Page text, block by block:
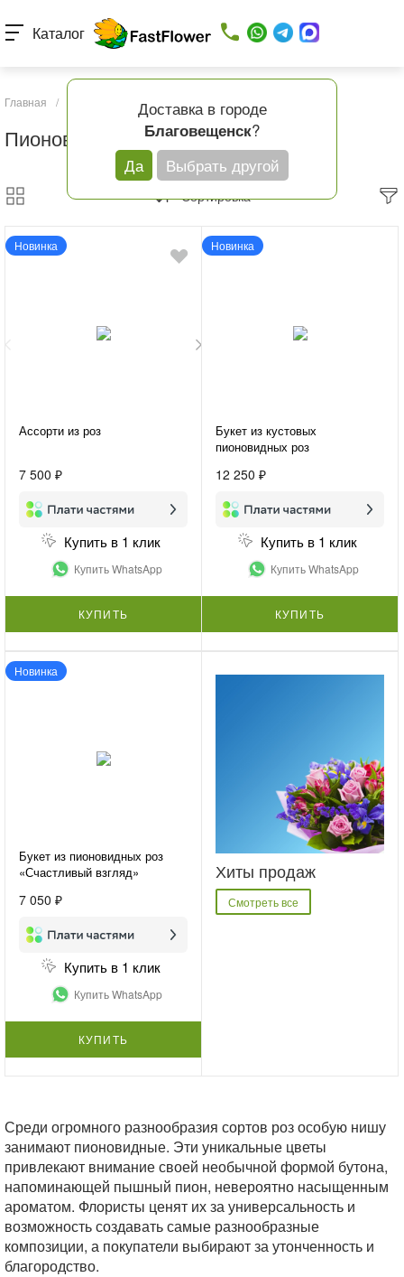
Доставка в городе
Благовещенск?
Да
Выбрать другой
Каталог
Главная / Каталог товаров
Пионовидные розы
Сортировка
Новинка
Ассорти из роз
7 500 ₽
Купить в 1 клик
Купить WhatsApp
КУПИТЬ
Новинка
Букет из кустовых
пионовидных роз
12 250 ₽
Купить в 1 клик
Купить WhatsApp
КУПИТЬ
Новинка
Букет из пионовидных роз
«Счастливый взгляд»
7 050 ₽
Купить в 1 клик
Купить WhatsApp
КУПИТЬ
Хиты продаж
Смотреть все
Среди огромного разнообразия сортов роз особую нишу
занимают пионовидные. Эти уникальные цветы
привлекают внимание своей необычной формой бутона,
напоминающей пышный пион, невероятно насыщенным
ароматом. Флористы ценят их за универсальность и
возможность создавать самые разнообразные
композиции, а покупатели выбирают за утонченность и
благородство.